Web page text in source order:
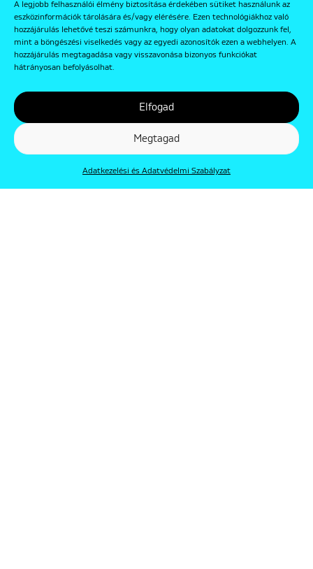
A legjobb felhasználói élmény biztosítása érdekében sütiket használunk az
eszközinformációk tárolására és/vagy elérésére. Ezen technológiákhoz való
hozzájárulás lehetővé teszi számunkra, hogy olyan adatokat dolgozzunk fel,
mint a böngészési viselkedés vagy az egyedi azonosítók ezen a webhelyen. A
hozzájárulás megtagadása vagy visszavonása bizonyos funkciókat
hátrányosan befolyásolhat.
Elfogad
Megtagad
Adatkezelési és Adatvédelmi Szabályzat